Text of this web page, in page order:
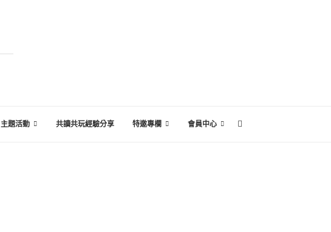
主題活動 共讀共玩經驗分享 特邀專欄 會員中心